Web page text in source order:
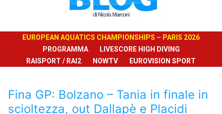
EUROPEAN AQUATICS CHAMPIONSHIPS – PARIS 2026
PROGRAMMA
LIVESCORE HIGH DIVING
RAISPORT / RAI2
NOWTV EUROVISION SPORT
Fina GP: Bolzano – Tania in finale in
scioltezza, out Dallapè e Placidi